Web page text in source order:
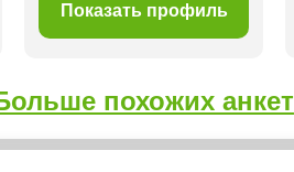
Показать профиль
похожих анкет